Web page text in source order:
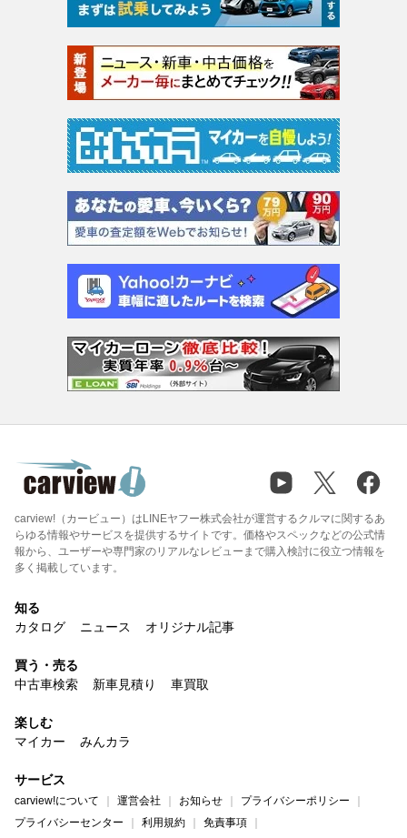
carview!（カービュー）はLINEヤフー株式会社が運営するクルマに関するあ
らゆる情報やサービスを提供するサイトです。価格やスペックなどの公式情
報から、ユーザーや専門家のリアルなレビューまで購入検討に役立つ情報を
多く掲載しています。
知る
カタログ
ニュース オリジナル記事
買う・売る
中古車検索
新車見積り 車買取
楽しむ
マイカー
みんカラ
サービス
carview!について 運営会社 お知らせ
プライバシーポリシー
プライバシーセンター
利用規約
免責事項